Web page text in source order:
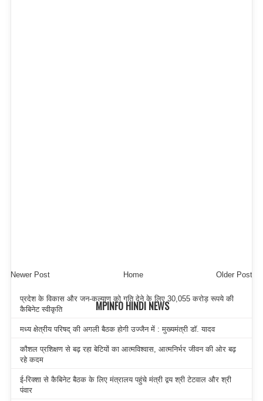
Newer Post Older Post
Home
MPINFO HINDI NEWS
प्रदेश के विकास और जन-कल्याण को गति देने के लिए 30,055 करोड़ रूपये की
कैबिनेट स्वीकृति
मध्य क्षेत्रीय परिषद् की अगली बैठक होगी उज्जैन में : मुख्यमंत्री डॉ. यादव
कौशल प्रशिक्षण से बढ़ रहा बेटियों का आत्मविश्वास, आत्मनिर्भर जीवन की ओर बढ़
रहे कदम
ई-रिक्शा से कैबिनेट बैठक के लिए मंत्रालय पहुंचे मंत्री द्वय श्री टेटवाल और श्री
पंवार